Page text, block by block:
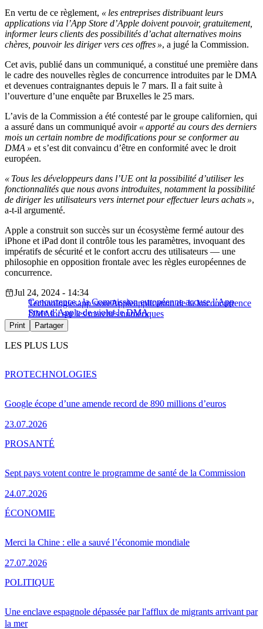
En vertu de ce règlement, « les entreprises distribuant leurs
applications via l’App Store d’Apple doivent pouvoir, gratuitement,
informer leurs clients des possibilités d’achat alternatives moins
chères, pouvoir les diriger vers ces offres », a jugé la Commission.
Cet avis, publié dans un communiqué, a constitué une première dans
le cadre des nouvelles règles de concurrence introduites par le DMA
et devenues contraignantes depuis le 7 mars. Il a fait suite à
l’ouverture d’une enquête par Bruxelles le 25 mars.
L’avis de la Commission a été contesté par le groupe californien, qui
a assuré dans un communiqué avoir « apporté au cours des derniers
mois un certain nombre de modifications pour se conformer au
DMA » et s’est dit convaincu d’être en conformité avec le droit
européen.
« Tous les développeurs dans l’UE ont la possibilité d’utiliser les
fonctionnalités que nous avons introduites, notamment la possibilité
de diriger les utilisateurs vers internet pour effectuer leurs achats »,
a-t-il argumenté.
Apple a construit son succès sur un écosystème fermé autour des
iPhone et iPad dont il contrôle tous les paramètres, invoquant des
impératifs de sécurité et le confort accru des utilisateurs — une
philosophie en opposition frontale avec les règles européennes de
concurrence.
Concurrence : la Commission européenne accuse l’App
Store d’Apple de violer le DMA
Jul 24, 2024 - 14:34
Technologiesapp storeAppleapplication de la loiconcurrence
DMAloi sur les marchés numériques
Print Partager
LES PLUS LUS
Google écope d’une amende record de 890 millions d’euros
23.07.2026
PROTECHNOLOGIES
Sept pays votent contre le programme de santé de la Commission
24.07.2026
PROSANTÉ
Merci la Chine : elle a sauvé l’économie mondiale
27.07.2026
ÉCONOMIE
Une enclave espagnole dépassée par l'afflux de migrants arrivant par
la mer
POLITIQUE